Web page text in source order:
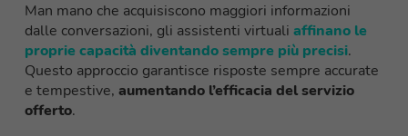
Man mano che acquisiscono maggiori informazioni
dalle conversazioni, gli assistenti virtuali affinano le
proprie capacità diventando sempre più precisi.
Questo approccio garantisce risposte sempre accurate
e tempestive, aumentando l’efficacia del servizio
offerto.